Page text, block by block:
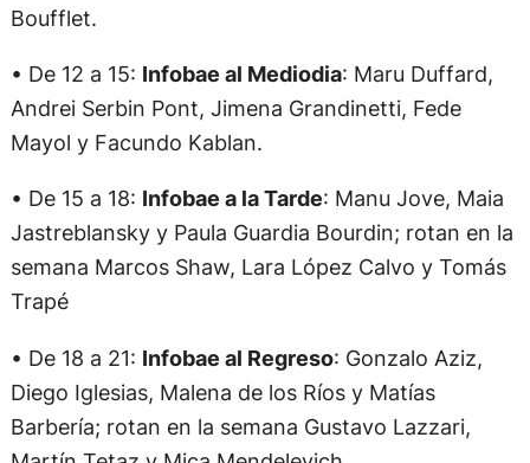
Boufflet.
• De 12 a 15: Infobae al Mediodia: Maru Duffard,
Andrei Serbin Pont, Jimena Grandinetti, Fede
Mayol y Facundo Kablan.
• De 15 a 18: Infobae a la Tarde: Manu Jove, Maia
Jastreblansky y Paula Guardia Bourdin; rotan en la
semana Marcos Shaw, Lara López Calvo y Tomás
Trapé
• De 18 a 21: Infobae al Regreso: Gonzalo Aziz,
Diego Iglesias, Malena de los Ríos y Matías
Barbería; rotan en la semana Gustavo Lazzari,